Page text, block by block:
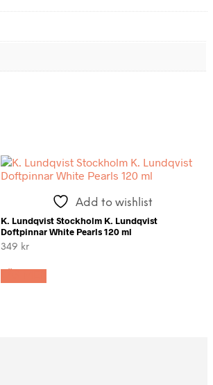
Add to wishlist
K. Lundqvist Stockholm K. Lundqvist
Doftpinnar White Pearls 120 ml
349 kr